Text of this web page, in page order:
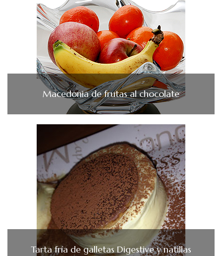
Macedonia de frutas al chocolate
Tarta fría de galletas Digestive y natillas